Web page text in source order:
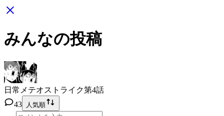
みんなの投稿
日常メテオストライク第4話
43
人気順